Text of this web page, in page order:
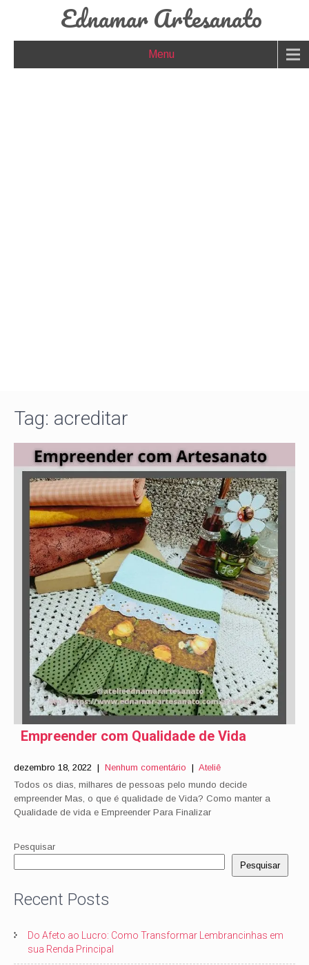
Ednamar Artesanato
Menu
Tag: acreditar
Empreender com Qualidade de Vida
dezembro 18, 2022 | Nenhum comentário | Ateliê
Todos os dias, milhares de pessoas pelo mundo decide
empreender Mas, o que é qualidade de Vida? Como manter a
Qualidade de vida e Empreender Para Finalizar
Pesquisar
Pesquisar
Recent Posts
Do Afeto ao Lucro: Como Transformar Lembrancinhas em
sua Renda Principal